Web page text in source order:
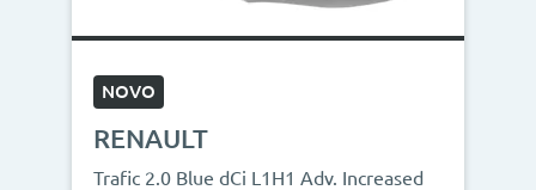
NOVO
RENAULT
Trafic 2.0 Blue dCi L1H1 Adv. Increased